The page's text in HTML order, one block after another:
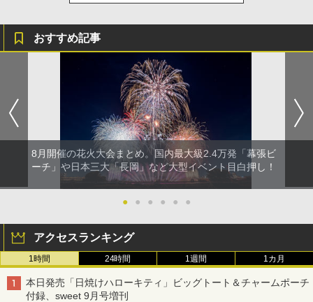
おすすめ記事
8月開催の花火大会まとめ。国内最大級2.4万発「幕張ビ
ーチ」や日本三大「長岡」など大型イベント目白押し！
● ● ● ● ● ●
アクセスランキング
1時間 24時間 1週間 1カ月
本日発売「日焼けハローキティ」ビッグトート＆チャームポーチ
付録、sweet 9月号増刊